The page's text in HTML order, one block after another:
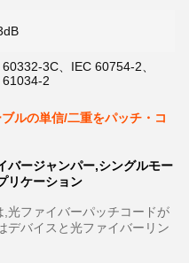
60332-3C、IEC 60754-2、
61034-2
ルの単信/二重をパッチ・コ
バージャンパー,シングルモー
リケーション
光ファイバーパッチコードが
デバイスと光ファイバーリン